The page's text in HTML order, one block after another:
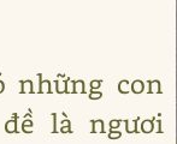
những con
là ngươi